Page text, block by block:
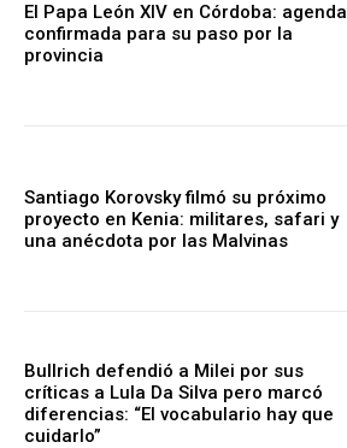
El Papa León XIV en Córdoba: agenda
confirmada para su paso por la
provincia
Santiago Korovsky filmó su próximo
proyecto en Kenia: militares, safari y
una anécdota por las Malvinas
Bullrich defendió a Milei por sus
críticas a Lula Da Silva pero marcó
diferencias: “El vocabulario hay que
cuidarlo”